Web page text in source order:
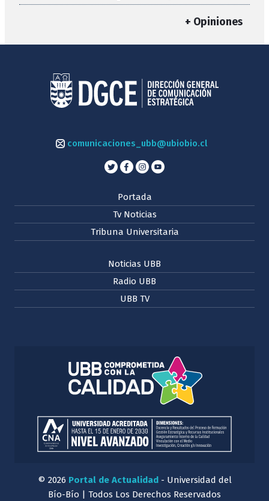
+ Opiniones
comunicaciones_ubb@ubiobio.cl
Portada
Tv Noticias
Tribuna Universitaria
Noticias UBB
Radio UBB
UBB TV
© 2026 Portal de Actualidad- Universidad del
Bío-Bío | Todos Los Derechos Reservados